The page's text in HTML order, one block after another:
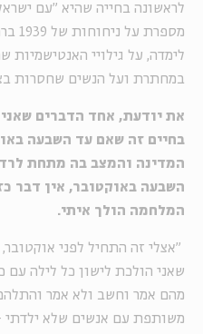
לראשונה בחייה שהיא "עם
לימדה, על גילויי האנטישמיות
במחתרת ועל הנשים שחסרות
את יודעת, אחד הדברים
בחיים זה שאם עד השבעה
המדינה והמצב בה מתחת
השבעה באוקטובר, אין דבר
המלחמה הולך איתי.
"אצלי זה התחיל לפני
שאני הולכת לישון כל לילה
מהם אמר וחשב ולא אמר
משותפת עם אנשים שלא ילדתי